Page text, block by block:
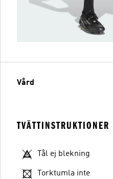
Vård
TVÄTTINSTRUKTIONER
Tål ej blekning
Torktumla inte